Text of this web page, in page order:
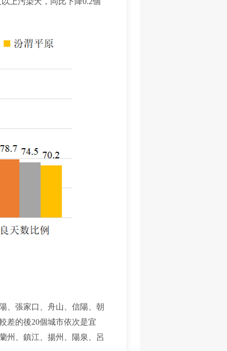
張家口、舟山、信陽、朝
差的後20個城市依次是宜
州、鎮江、揚州、陽泉、呂